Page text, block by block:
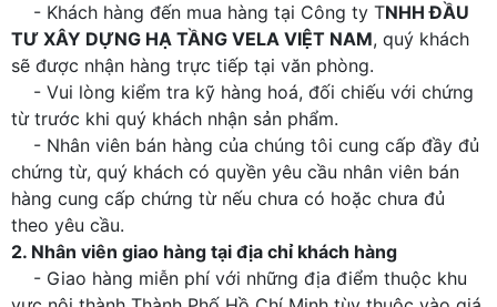
- Khách hàng đến mua hàng tại Công ty TNHH ĐẦU
TƯ XÂY DỰNG HẠ TẦNG VELA VIỆT NAM, quý khách
sẽ được nhận hàng trực tiếp tại văn phòng.
- Vui lòng kiểm tra kỹ hàng hoá, đối chiếu với chứng
từ trước khi quý khách nhận sản phẩm.
- Nhân viên bán hàng của chúng tôi cung cấp đầy đủ
chứng từ, quý khách có quyền yêu cầu nhân viên bán
hàng cung cấp chứng từ nếu chưa có hoặc chưa đủ
theo yêu cầu.
2. Nhân viên giao hàng tại địa chỉ khách hàng
- Giao hàng miễn phí với những địa điểm thuộc khu